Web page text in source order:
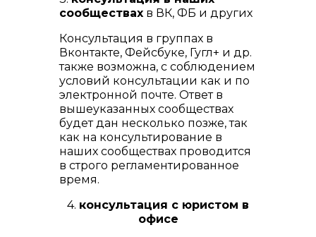
сообществах в ВК, ФБ и других
Консультация в группах в
Вконтакте, Фейсбуке, Гугл+ и др.
также возможна, с соблюдением
условий консультации как и по
электронной почте. Ответ в
вышеуказанных сообществах
будет дан несколько позже, так
как на консультирование в
наших сообществах проводится
в строго регламентированное
время.
4. консультация с юристом в
офисе